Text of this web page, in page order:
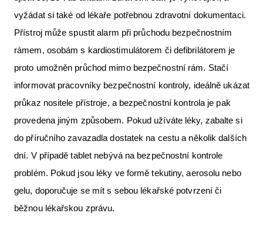
vyžádat si také od lékaře potřebnou zdravotní dokumentaci.
Přístroj může spustit alarm při průchodu bezpečnostním
rámem, osobám s kardiostimulátorem či defibrilátorem je
proto umožněn průchod mimo bezpečnostní rám. Stačí
informovat pracovníky bezpečnostní kontroly, ideálně ukázat
průkaz nositele přístroje, a bezpečnostní kontrola je pak
provedena jiným způsobem. Pokud užíváte léky, zabalte si
do příručního zavazadla dostatek na cestu a několik dalších
dní. V případě tablet nebývá na bezpečnostní kontrole
problém. Pokud jsou léky ve formě tekutiny, aerosolu nebo
gelu, doporučuje se mít s sebou lékařské potvrzení či
běžnou lékařskou zprávu.